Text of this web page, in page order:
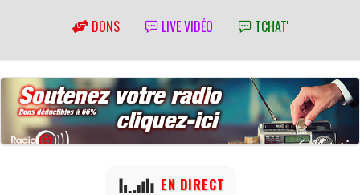
DONS LIVE VIDÉO TCHAT'
EN DIRECT